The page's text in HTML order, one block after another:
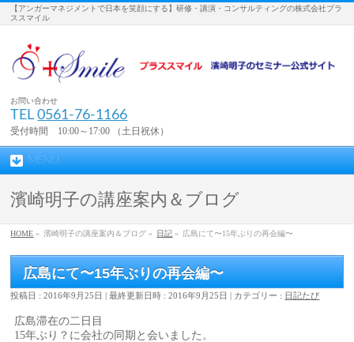
【アンガーマネジメントで日本を笑顔にする】研修・講演・コンサルティングの株式会社プラ
ススマイル
お問い合わせ
TEL0561-76-1166
受付時間 10:00～17:00 （土日祝休）
MENU
濱崎明子の講座案内＆ブログ
HOME » 濱崎明子の講座案内＆ブログ » 日記 » 広島にて〜15年ぶりの再会編〜
広島にて〜15年ぶりの再会編〜
投稿日 : 2016年9月25日 最終更新日時 : 2016年9月25日 カテゴリー : 日記たび
広島滞在の二日目
15年ぶり？に会社の同期と会いました。